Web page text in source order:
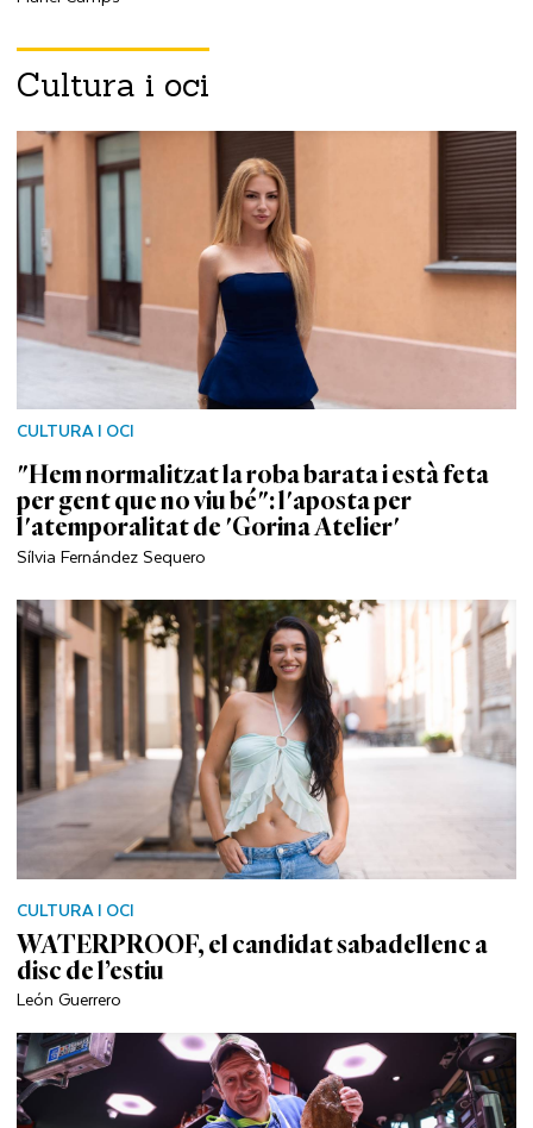
Cultura i oci
CULTURA I OCI
"Hem normalitzat la roba barata i està feta
per gent que no viu bé": l'aposta per
l'atemporalitat de 'Gorina Atelier'
Sílvia Fernández Sequero
CULTURA I OCI
WATERPROOF, el candidat sabadellenc a
disc de l’estiu
León Guerrero